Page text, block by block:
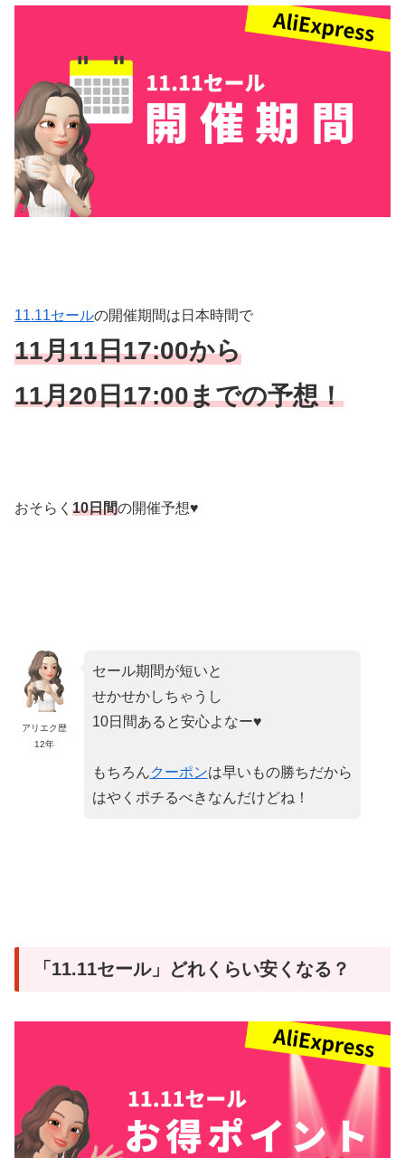
11.11セールの開催期間は日本時間で
11月11日17:00から
11月20日17:00までの予想！
おそらく 10日間の開催予想♥
アリエク歴
12年
セール期間が短いと
せかせかしちゃうし
10日間あると安心よなー♥
もちろんクーポンは早いもの勝ちだから
はやくポチるべきなんだけどね！
「11.11セール」どれくらい安くなる？